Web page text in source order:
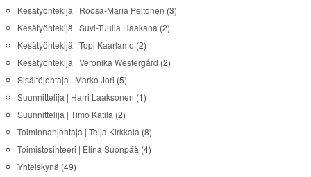
Kesätyöntekijä | Roosa-Maria Peltonen (3)
Kesätyöntekijä | Suvi-Tuulia Haakana (2)
Kesätyöntekijä | Topi Kaarlamo (2)
Kesätyöntekijä | Veronika Westergård (2)
Sisältöjohtaja | Marko Jori (5)
Suunnittelija | Harri Laaksonen (1)
Suunnittelija | Timo Katila (2)
Toiminnanjohtaja | Teija Kirkkala (8)
Toimistosihteeri | Elina Suonpää (4)
Yhteiskynä (49)